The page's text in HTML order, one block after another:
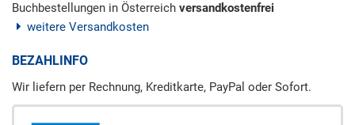
Buchbestellungen in Österreich versandkostenfrei
weitere Versandkosten
BEZAHLINFO
Wir liefern per Rechnung, Kreditkarte, PayPal oder Sofort.